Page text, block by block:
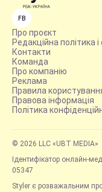
FB
Про проєкт
Редакційна політика
Контакти
Команда
Про компанію
Реклама
Правила
Правова інформація
Політика
© 2026 LLC «UBT MEDIA»
Ідентифікатор онлайн-
05347
Styler є розважальним